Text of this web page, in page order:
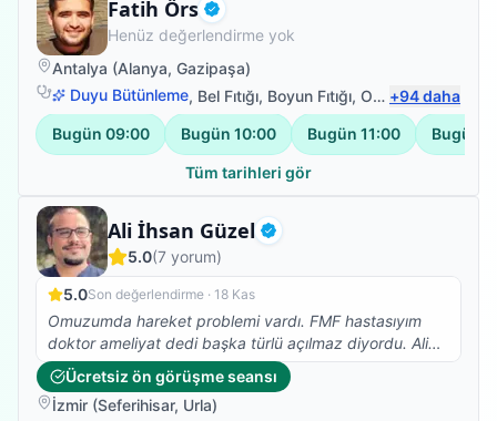
Fatih Örs Doğrulanmış
Fizyoterapist
Henüz değerlendirme yok
Antalya (Alanya, Gazipaşa)
Duyu Bütünleme, Bel Fıtığı, Boyun Fıtığı, Omuz Bağ Yaralanması +94daha
Bugün 09:00 Bugün 10:00 Bugün 11:00 Bugün
Tüm tarihleri gör
Ali İhsan Güzel Doğrulanmış
Fizyoterapist
5.0(7 yorum)
5.0Son değerlendirme · 18 Kas
Omuzumda hareket problemi vardı. FMF hastasıyım
doktor ameliyat dedi başka türlü açılmaz diyordu. Ali
ihsan bey sayesinde omuzum açıldı. Doktoruma
gösterdim omuzda açılma gördüğü için ne
yaptırıyorsan yaptırmaya devam et dedi. Ali ihsan bey
Ücretsiz ön görüşme seansı
İzmir (Seferihisar, Urla)